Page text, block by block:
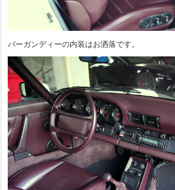
バーガンディーの内装はお洒落です。